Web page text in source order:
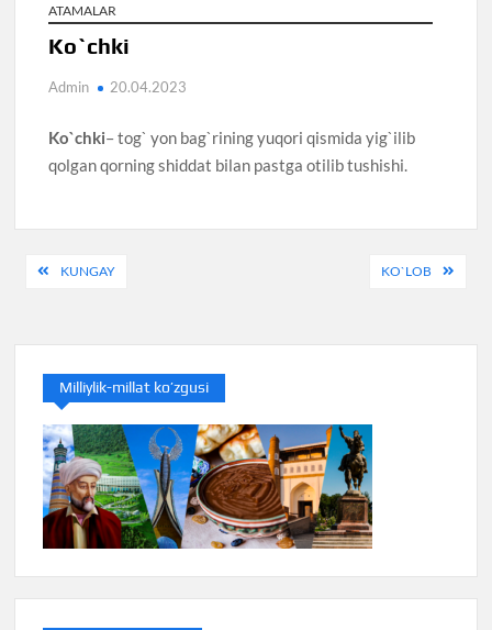
ATAMALAR
Ko`chki
Admin 20.04.2023
Ko`chki– tog` yon bag`rining yuqori qismida yig`ilib
qolgan qorning shiddat bilan pastga otilib tushishi.
PostKUNGAY KO`LOB
Milliylik-millat ko’zgusi